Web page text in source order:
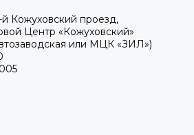
й Кожуховский проезд,
Центр «Кожуховский»
или МЦК «ЗИЛ»)